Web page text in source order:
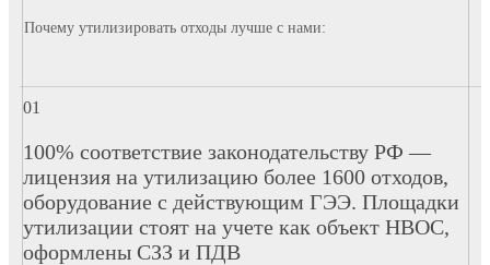
Почему утилизировать отходы лучше с нами:
100% соответствие законодательству РФ —
лицензия на утилизацию более 1600 отходов,
оборудование с действующим ГЭЭ. Площадки
утилизации стоят на учете как объект НВОС,
оформлены СЗЗ и ПДВ